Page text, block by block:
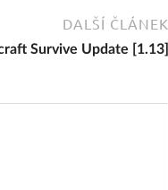
DALŠÍ ČLÁNEK
Survive Update [1.13]